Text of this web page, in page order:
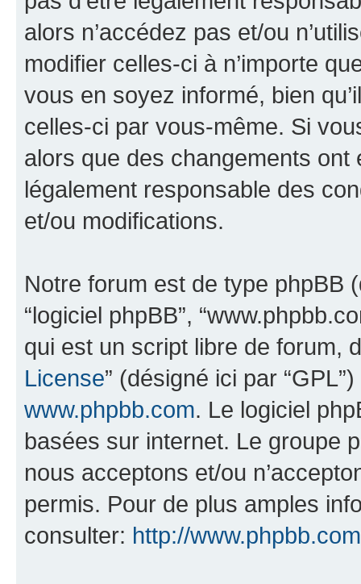
alors n’accédez pas et/ou
modifier celles-ci à n’importe
vous en soyez informé, bien
celles-ci par vous-même. Si
alors que des changements ont
légalement responsable des
et/ou modifications.
Notre forum est de type phpBB
“logiciel phpBB”,
qui est un script libre de forum,
License” (désigné ici par
www.phpbb.com. Le logiciel
basées sur internet. Le groupe
nous acceptons et/ou
permis. Pour de plus amples
consulter: http://